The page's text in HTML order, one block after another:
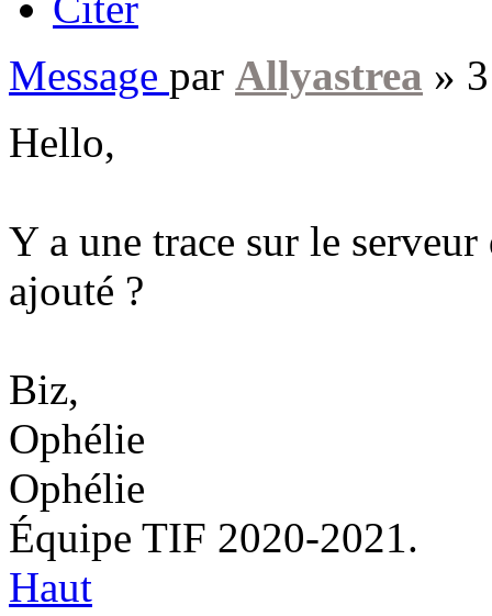
Message par Allyastrea »
Hello,
Y a une trace sur le
ajouté ?
Biz,
Ophélie
Ophélie
Équipe TIF 2020-2021.
Haut